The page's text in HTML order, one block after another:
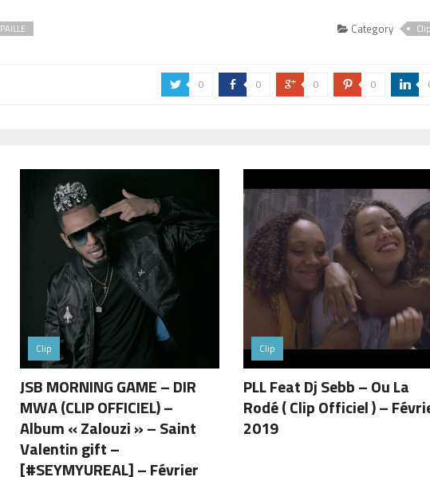
PAILLE Category
a 0 b 0 c 0 d 0 j
Clip
JSB MORNING GAME – DIR
MWA (CLIP OFFICIEL) –
Album « Zalouzi » – Saint
Valentin gift –
[#SEYMYUREAL] – Février
Clip
PLL Feat Dj Sebb – Ou La
Rodé ( Clip Officiel ) –
2019